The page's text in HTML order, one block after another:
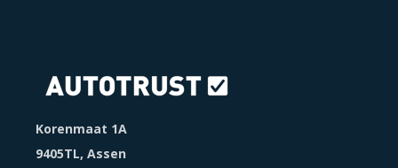
Korenmaat 1A
9405TL, Assen